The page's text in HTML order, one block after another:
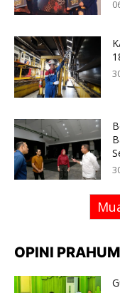
OPINI PRAHUM